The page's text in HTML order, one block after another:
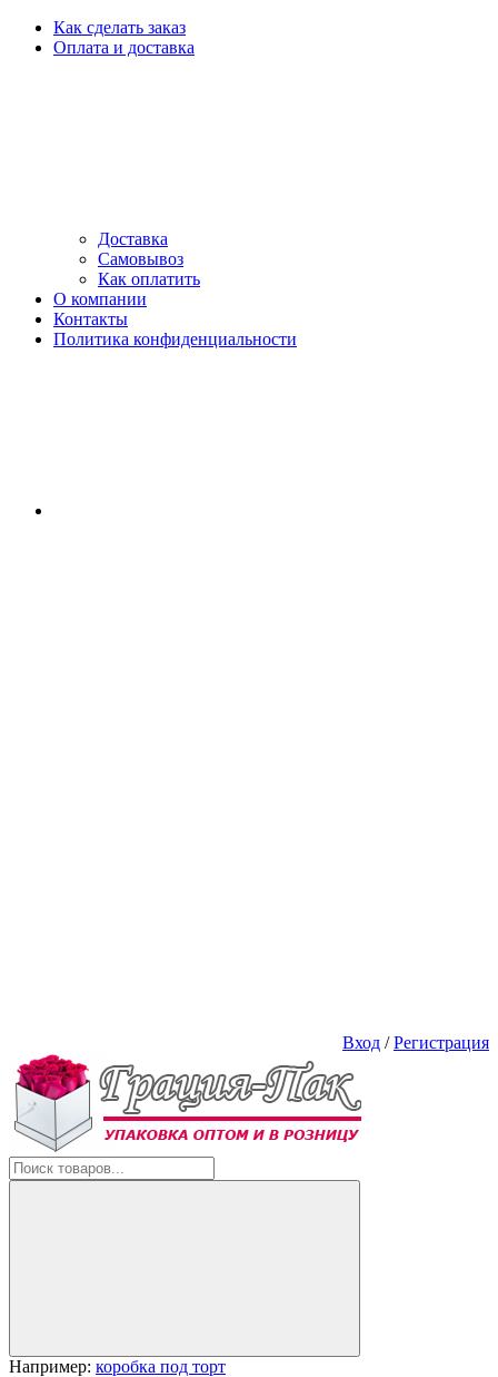
Как сделать заказ
Оплата и доставка
Доставка
Самовывоз
Как оплатить
О компании
Контакты
Политика конфиденциальности
Вход /Регистрация
Например: коробка под торт